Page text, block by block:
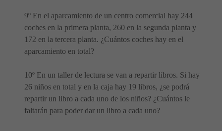
9º En el aparcamiento de un centro comercial hay 244
coches en la primera planta, 260 en la segunda planta y
172 en la tercera planta. ¿Cuántos coches hay en el
aparcamiento en total?
10º En un taller de lectura se van a repartir libros. Si hay
26 niños en total y en la caja hay 19 libros, ¿se podrá
repartir un libro a cada uno de los niños? ¿Cuántos le
faltarán para poder dar un libro a cada uno?